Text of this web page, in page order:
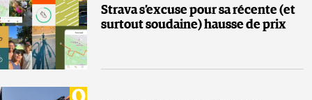
Strava s’excuse pour sa récente (et
surtout soudaine) hausse de prix